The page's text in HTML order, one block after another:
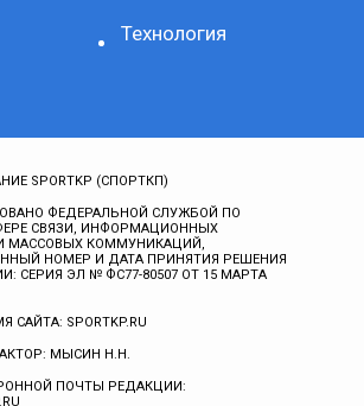
Технология
SPORTKP (СПОРТКП)
ФЕДЕРАЛЬНОЙ СЛУЖБОЙ ПО
СВЯЗИ, ИНФОРМАЦИОННЫХ
МАССОВЫХ КОММУНИКАЦИЙ,
НОМЕР И ДАТА ПРИНЯТИЯ РЕШЕНИЯ
СЕРИЯ ЭЛ № ФС77-80507 ОТ 15 МАРТА
SPORTKP.RU
МЫСИН Н.Н.
ПОЧТЫ РЕДАКЦИИ: